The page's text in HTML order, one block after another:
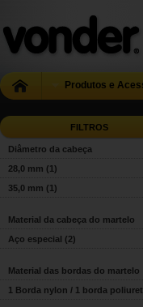
Produtos e
FILTROS
Diâmetro da cabeça
28,0 mm (1)
35,0 mm (1)
Material da cabeça do martelo
Aço especial (2)
Material das bordas do martelo
1 Borda nylon / 1 borda